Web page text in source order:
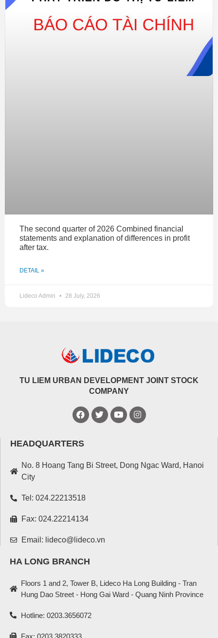
The second quarter of 2026 Combined financial
statements and explanation of differences in profit
after tax.
DETAIL »
Lideco Admin 28 July, 2026
TU LIEM URBAN DEVELOPMENT JOINT STOCK
COMPANY
HEADQUARTERS
No. 8 Hoang Tang Bi Street, Dong Ngac Ward, Hanoi
City
Tel: 024.22213518
Fax: 024.22214134
Email: lideco@lideco.vn
HA LONG BRANCH
Floors 1 and 2, Tower B, Lideco Ha Long Building - Tran
Hung Dao Street - Hong Gai Ward - Quang Ninh Province
Hotline: 0203.3656072
Fax: 0203.3820333